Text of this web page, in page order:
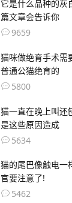
它是什么品种的灰
篇文章会告诉你
9659
猫咪做绝育手术需
普通公猫绝育的
5800
猫一直在晚上叫还
是这些原因造成
5634
猫的尾巴像触电一
官要注意了!
5462